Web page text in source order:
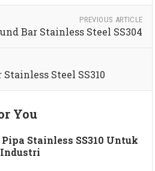
PREVIOUS ARTICLE
Bar Stainless Steel SS304
Steel SS310
You
Stainless SS310 Untuk
Industri